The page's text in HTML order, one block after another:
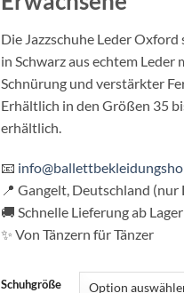
Die Jazzschuhe Leder Oxford
in Schwarz aus echtem Leder
Schnürung und verstärkter
Erhältlich in den Größen 35
erhältlich.
📧
📍 Gangelt, Deutschland (nur
🚚 Schnelle Lieferung ab Lager
✨ Von Tänzern für Tänzer
Schuhgröße